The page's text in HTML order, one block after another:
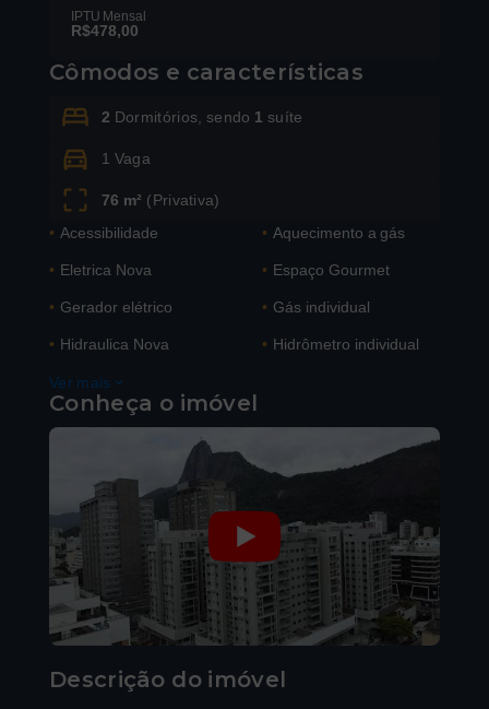
IPTU Mensal
R$478,00
Cômodos e características
2 Dormitórios, sendo 1 suíte
1 Vaga
76 m² (Privativa)
• Acessibilidade • Aquecimento a gás
• Eletrica Nova • Espaço Gourmet
• Gerador elétrico • Gás individual
• Hidraulica Nova • Hidrômetro individual
Ver mais
Conheça o imóvel
Descrição do imóvel